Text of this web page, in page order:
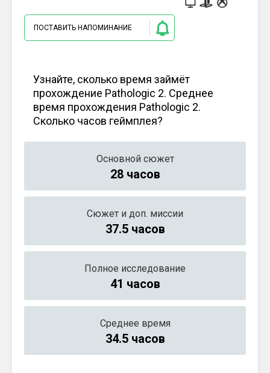
ПОСТАВИТЬ НАПОМИНАНИЕ
Узнайте, сколько время займёт
прохождение Pathologic 2. Среднее
время прохождения Pathologic 2.
Сколько часов геймплея?
Основной сюжет
28 часов
Сюжет и доп. миссии
37.5 часов
Полное исследование
41 часов
Среднее время
34.5 часов